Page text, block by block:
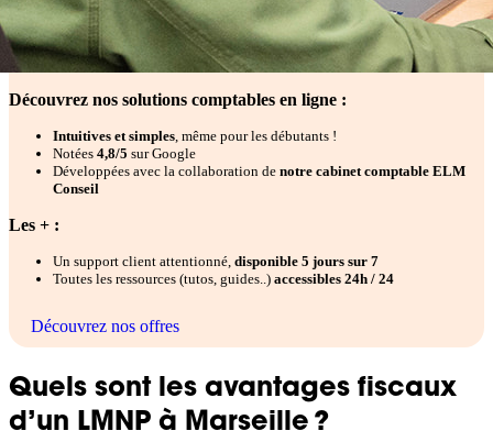
Découvrez nos solutions comptables en ligne :
Intuitives et simples, même pour les débutants !
Notées 4,8/5 sur Google
Développées avec la collaboration de notre cabinet comptable ELM
Conseil
Les + :
Un support client attentionné, disponible 5 jours sur 7
Toutes les ressources (tutos, guides..) accessibles 24h / 24
Découvrez nos offres
Quels sont les avantages fiscaux
d’un LMNP à Marseille ?